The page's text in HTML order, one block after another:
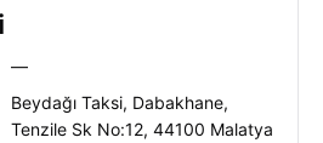
—
Beydağı Taksi, Dabakhane,
Tenzile Sk No:12, 44100 Malatya